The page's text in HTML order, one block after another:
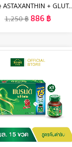
Swisse ASTAXANTHIN +
1,250฿886฿